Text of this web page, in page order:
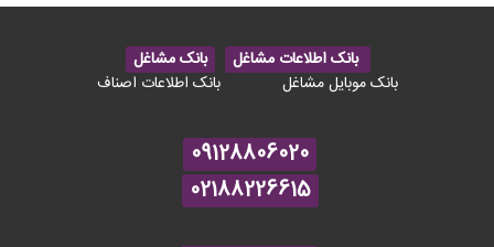
بانک اطلاعات مشاغل
بانک مشاغل
بانک موبایل مشاغل
بانک اطلاعات اصناف
09128806020
02188226615